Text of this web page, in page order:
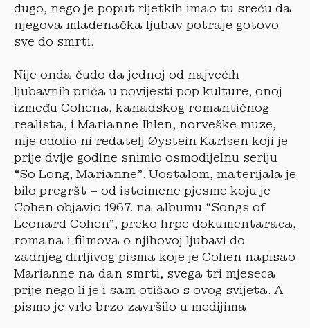
dugo, nego je poput rijetkih imao tu sreću da
njegova mladenačka ljubav potraje gotovo
sve do smrti.
Nije onda čudo da jednoj od najvećih
ljubavnih priča u povijesti pop kulture, onoj
između Cohena, kanadskog romantičnog
realista, i Marianne Ihlen, norveške muze,
nije odolio ni redatelj Øystein Karlsen koji je
prije dvije godine snimio osmodijelnu seriju
“So Long, Marianne”. Uostalom, materijala je
bilo pregršt – od istoimene pjesme koju je
Cohen objavio 1967. na albumu “Songs of
Leonard Cohen”, preko hrpe dokumentaraca,
romana i filmova o njihovoj ljubavi do
zadnjeg dirljivog pisma koje je Cohen napisao
Marianne na dan smrti, svega tri mjeseca
prije nego li je i sam otišao s ovog svijeta. A
pismo je vrlo brzo završilo u medijima.